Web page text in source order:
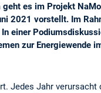
es im Projekt
2021 vorstellt. Im
einer
zur Energiewende
Jedes Jahr verursacht